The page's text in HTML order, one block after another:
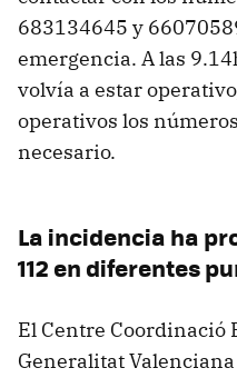
683134645 y
emergencia. A las
volvía a estar
operativos los
necesario.
La incidencia ha
112 en diferentes
El Centre Coordinació
Generalitat